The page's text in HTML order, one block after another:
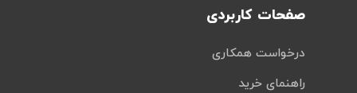
صفحات کاربردی
درخواست همکاری
راهنمای خرید